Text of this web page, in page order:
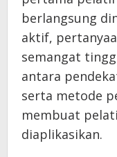
berlangsung
aktif,
semangat
antara
serta metode
membuat
diaplikasikan.